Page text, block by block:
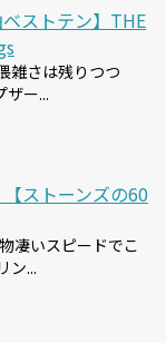
ストテン】THE
雑さは残りつつ
ザー...
ストーンズの60
凄いスピードでこ
ン...